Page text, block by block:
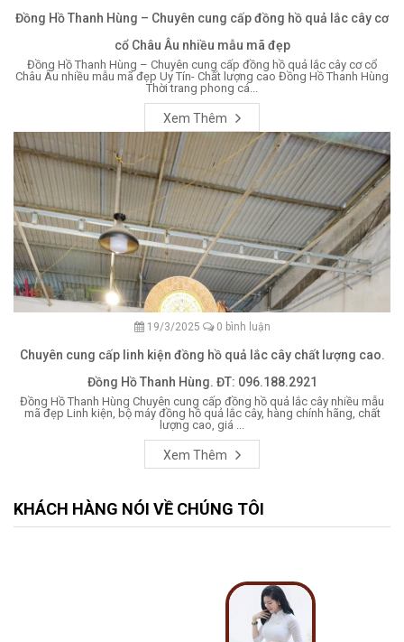
Đồng Hồ Thanh Hùng – Chuyên cung cấp đồng hồ quả lắc cây cơ
cổ Châu Âu nhiều mẫu mã đẹp
Đồng Hồ Thanh Hùng – Chuyên cung cấp đồng hồ quả lắc cây cơ cổ
Châu Âu nhiều mẫu mã đẹp Uy Tín- Chất lượng cao Đồng Hồ Thanh Hùng
Thời trang phong cá...
Xem Thêm
19/3/2025 0 bình luận
Chuyên cung cấp linh kiện đồng hồ quả lắc cây chất lượng cao.
Đồng Hồ Thanh Hùng. ĐT: 096.188.2921
Đồng Hồ Thanh Hùng Chuyên cung cấp đồng hồ quả lắc cây nhiều mẫu
mã đẹp Linh kiện, bộ máy đồng hồ quả lắc cây, hàng chính hãng, chất
lượng cao, giá ...
Xem Thêm
KHÁCH HÀNG NÓI VỀ CHÚNG TÔI